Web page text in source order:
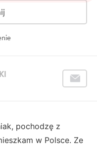
pochodzę z
w Polsce. Ze